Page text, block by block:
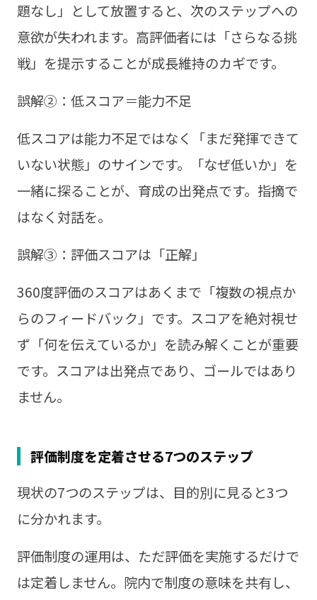
題なし」として放置すると、次のステップへの
意欲が失われます。高評価者には「さらなる挑
戦」を提示することが成長維持のカギです。
誤解②：低スコア＝能力不足
低スコアは能力不足ではなく「まだ発揮できて
いない状態」のサインです。「なぜ低いか」を
一緒に探ることが、育成の出発点です。指摘で
はなく対話を。
誤解③：評価スコアは「正解」
360度評価のスコアはあくまで「複数の視点か
らのフィードバック」です。スコアを絶対視せ
ず「何を伝えているか」を読み解くことが重要
です。スコアは出発点であり、ゴールではあり
ません。
評価制度を定着させる7つのステップ
現状の7つのステップは、目的別に見ると3つ
に分かれます。
評価制度の運用は、ただ評価を実施するだけで
は定着しません。院内で制度の意味を共有し、